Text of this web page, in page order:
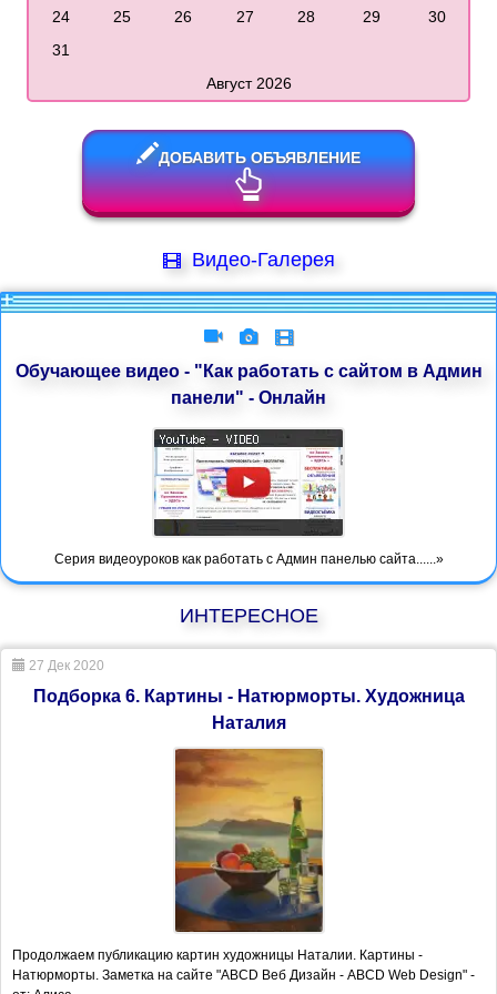
24 25 26 27 28 29
30
31
Август 2026
ДОБАВИТЬ ОБЪЯВЛЕНИЕ
Видео-Галерея
Обучающее видео - "Как работать с сайтом в Админ
панели" - Онлайн
Серия видеоуроков как работать с Админ панелью сайта......»
ИНТЕРЕСНОЕ
27 Дек 2020
Подборка 6. Картины - Натюрморты. Художница
Наталия
Продолжаем публикацию картин художницы Наталии. Картины -
Натюрморты. Заметка на сайте "ABCD Веб Дизайн - ABCD Web Design" -